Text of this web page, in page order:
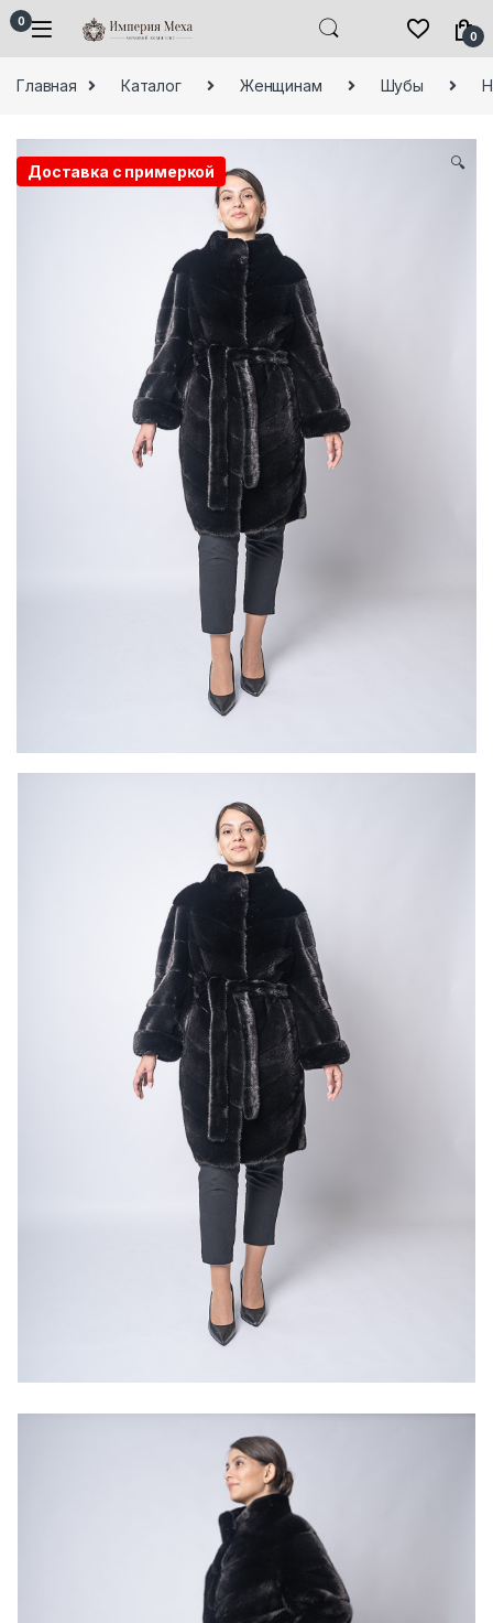
Skip to navigation
Skip to content
0
0
Главная Каталог Женщинам Шубы
Доставка с примеркой 🔍